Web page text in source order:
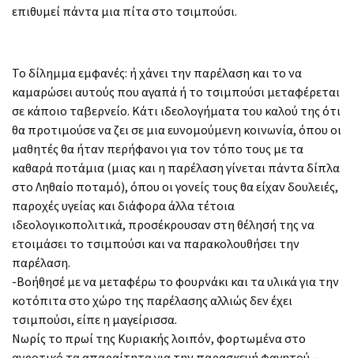
επιθυμεί πάντα μια πίτα στο τσιμπούσι.
Το δίλημμα εμφανές: ή χάνει την παρέλαση και το να
καμαρώσει αυτούς που αγαπά ή το τσιμπούσι μεταφέρεται
σε κάποιο ταβερνείο. Κάτι ιδεολογήματα του καλού της ότι
θα προτιμούσε να ζει σε μια ευνομούμενη κοινωνία, όπου οι
μαθητές θα ήταν περήφανοι για τον τόπο τους με τα
καθαρά ποτάμια (μιας και η παρέλαση γίνεται πάντα δίπλα
στο Ληθαίο ποταμό), όπου οι γονείς τους θα είχαν δουλειές,
παροχές υγείας και διάφορα άλλα τέτοια
ιδεολογικοπολιτικά, προσέκρουσαν στη θέλησή της να
ετοιμάσει το τσιμπούσι και να παρακολουθήσει την
παρέλαση.
-Βοήθησέ με να μεταφέρω το φουρνάκι και τα υλικά για την
κοτόπιτα στο χώρο της παρέλασης αλλιώς δεν έχει
τσιμπούσι, είπε η μαγείρισσα.
Νωρίς το πρωί της Κυριακής λοιπόν, φορτωμένα στο